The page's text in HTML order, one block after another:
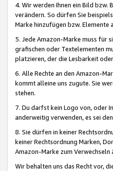
4. Wir werden Ihnen ein Bild
verändern. So dürfen Sie
Marke hinzufügen bzw. Elemente
5. Jede Amazon-Marke muss für
grafischen oder Textelementen
platzieren, der die Lesbarkeit
6. Alle Rechte an den Amazon-
kommt alleine uns zugute. Sie
stehen.
7. Du darfst kein Logo von, oder
anderweitig verwenden, es sei
8. Sie dürfen in keiner
keiner Rechtsordnung Marken,
Amazon-Marke zum Verwechseln
Wir behalten uns das Recht vor,